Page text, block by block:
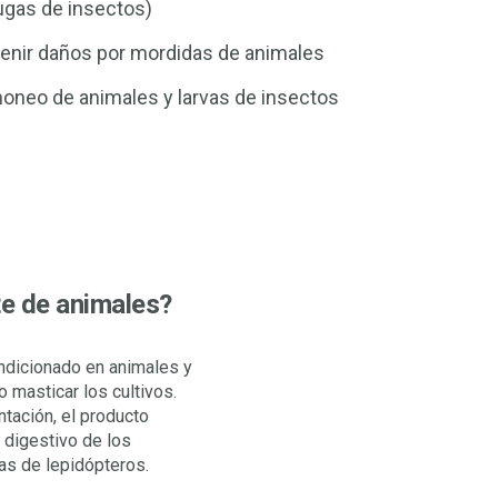
de insectos)
daños por mordidas de animales
de animales y larvas de insectos
de animales?
en animales y
masticar los cultivos.
el producto
digestivo de los
de lepidópteros.